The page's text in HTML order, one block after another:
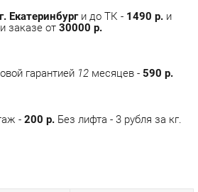
гарантией месяцев -
- 200 р.
Без лифта - 3 рубля за кг.